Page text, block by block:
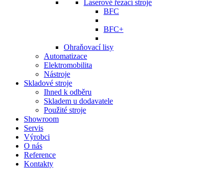
Laserové řezací stroje
BFC
BFC+
Ohraňovací lisy
Automatizace
Elektromobilita
Nástroje
Skladové stroje
Ihned k odběru
Skladem u dodavatele
Použité stroje
Showroom
Servis
Výrobci
O nás
Reference
Kontakty